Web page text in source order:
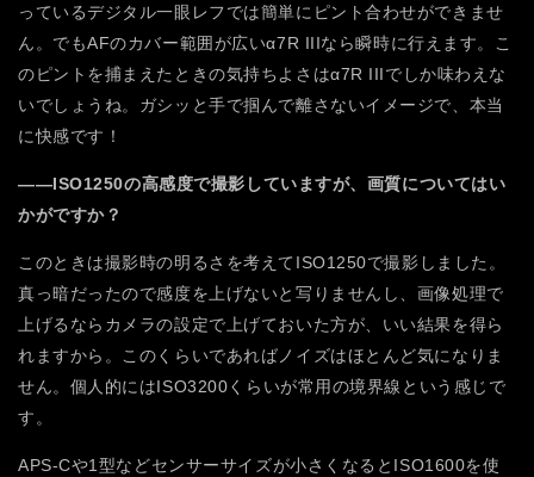
っているデジタル一眼レフでは簡単にピント合わせができませ
ん。でもAFのカバー範囲が広いα7R IIIなら瞬時に行えます。こ
のピントを捕まえたときの気持ちよさはα7R IIIでしか味わえな
いでしょうね。ガシッと手で掴んで離さないイメージで、本当
に快感です！
――ISO1250の高感度で撮影していますが、画質についてはい
かがですか？
このときは撮影時の明るさを考えてISO1250で撮影しました。
真っ暗だったので感度を上げないと写りませんし、画像処理で
上げるならカメラの設定で上げておいた方が、いい結果を得ら
れますから。このくらいであればノイズはほとんど気になりま
せん。個人的にはISO3200くらいが常用の境界線という感じで
す。
APS-Cや1型などセンサーサイズが小さくなるとISO1600を使